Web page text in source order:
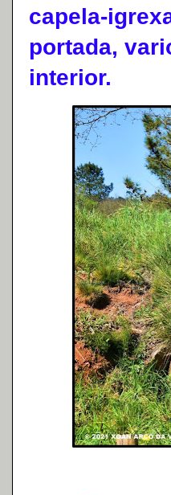
capela-
portada,
interior.